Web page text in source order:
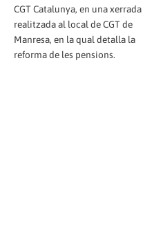
CGT Catalunya, en una xerrada
realitzada al local de CGT de
Manresa, en la qual detalla la
reforma de les pensions.